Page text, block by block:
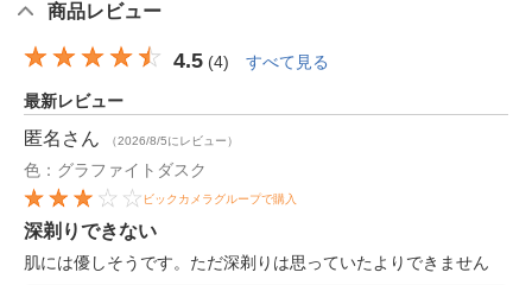
商品レビュー
4.5 (4) すべて見る
最新レビュー
匿名 さん （2026/8/5にレビュー）
色：グラファイトダスク
ビックカメラグループで購入
深剃りできない
肌には優しそうです。ただ深剃りは思っていたよりできません